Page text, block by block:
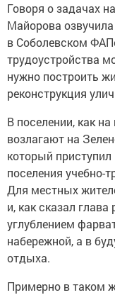
Говоря о задачах
Майорова
в Соболевском
трудоустройства
нужно построить
реконструкция
В поселении, как
возлагают на
который приступил
поселения учебно-
Для местных
и, как сказал
углублением
набережной, а в
отдыха.
Примерно в таком